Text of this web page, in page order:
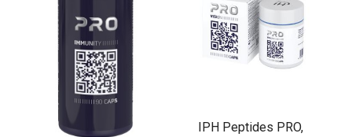
IPH Peptides PRO,